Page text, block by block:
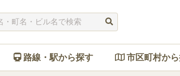
路線・駅から探す 市区町村か